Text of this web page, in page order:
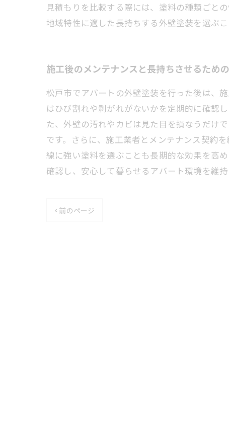
見積もりを比較する際には、塗料の種類ごと
地域特性に適した長持ちする外壁塗装を選ぶこ
施工後のメンテナンスと長持ちさせるため
松戸市でアパートの外壁塗装を行った後は、
はひび割れや剥がれがないかを定期的に確認
た、外壁の汚れやカビは見た目を損なうだけ
です。さらに、施工業者とメンテナンス契約
線に強い塗料を選ぶことも長期的な効果を高
確認し、安心して暮らせるアパート環境を維持
< 前のページ